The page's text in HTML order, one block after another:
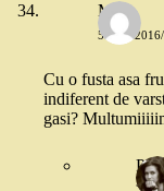
Miha
5 MAI
Cu o fusta asa
indiferent de
gasi?
5